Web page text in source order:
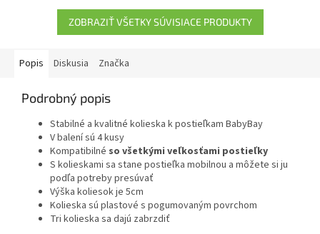
ZOBRAZIŤ VŠETKY SÚVISIACE PRODUKTY
Popis Diskusia Značka
Podrobný popis
Stabilné a kvalitné kolieska k postieľkam BabyBay
V balení sú 4 kusy
Kompatibilné so všetkými veľkosťami postieľky
S kolieskami sa stane postieľka mobilnou a môžete si ju
podľa potreby presúvať
Výška koliesok je 5cm
Kolieska sú plastové s pogumovaným povrchom
Tri kolieska sa dajú zabrzdiť